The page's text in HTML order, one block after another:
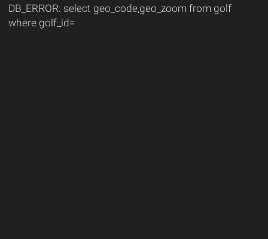
DB_ERROR: select geo_code,geo_zoom from golf
where golf_id=